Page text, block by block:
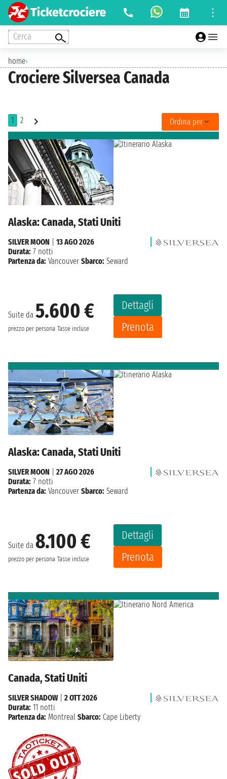
Cerca
home›
Crociere Silversea Canada
1 2 Ordina per
Alaska: Canada, Stati Uniti
Suite da 5.600 €
prezzo per persona Tasse incluse
Dettagli
Prenota
SILVER MOON
13 AGO 2026
Durata: 7 notti
Partenza da: Vancouver Sbarco: Seward
Alaska: Canada, Stati Uniti
Suite da 8.100 €
prezzo per persona Tasse incluse
Dettagli
Prenota
SILVER MOON
27 AGO 2026
Durata: 7 notti
Partenza da: Vancouver Sbarco: Seward
Canada, Stati Uniti
SILVER SHADOW| 2 OTT 2026
Durata: 11 notti
Partenza da: Montreal Sbarco: Cape Liberty